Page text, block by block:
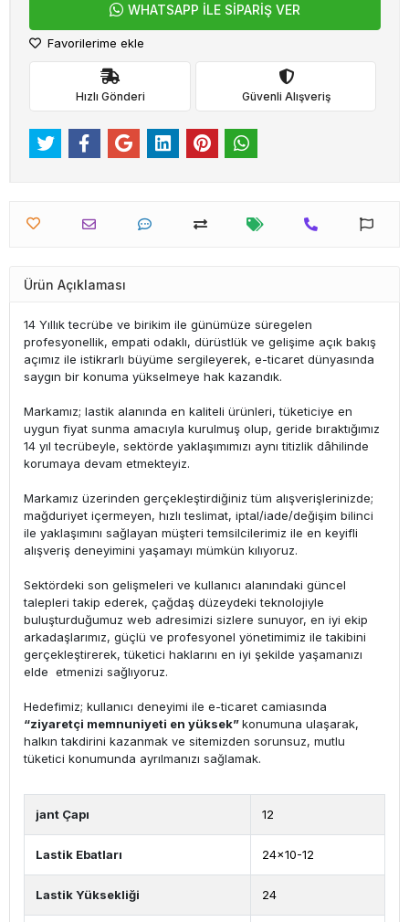
WHATSAPP İLE SİPARİŞ VER
Favorilerime ekle
Hızlı Gönderi Güvenli Alışveriş
Ürün Açıklaması
14 Yıllık tecrübe ve birikim ile günümüze süregelen
profesyonellik, empati odaklı, dürüstlük ve gelişime açık bakış
açımız ile istikrarlı büyüme sergileyerek, e-ticaret dünyasında
saygın bir konuma yükselmeye hak kazandık.
Markamız; lastik alanında en kaliteli ürünleri, tüketiciye en
uygun fiyat sunma amacıyla kurulmuş olup, geride bıraktığımız
14 yıl tecrübeyle, sektörde yaklaşımımızı aynı titizlik dâhilinde
korumaya devam etmekteyiz.
Markamız üzerinden gerçekleştirdiğiniz tüm alışverişlerinizde;
mağduriyet içermeyen, hızlı teslimat, iptal/iade/değişim bilinci
ile yaklaşımını sağlayan müşteri temsilcilerimiz ile en keyifli
alışveriş deneyimini yaşamayı mümkün kılıyoruz.
Sektördeki son gelişmeleri ve kullanıcı alanındaki güncel
talepleri takip ederek, çağdaş düzeydeki teknolojiyle
buluşturduğumuz web adresimizi sizlere sunuyor, en iyi ekip
arkadaşlarımız, güçlü ve profesyonel yönetimimiz ile takibini
gerçekleştirerek, tüketici haklarını en iyi şekilde yaşamanızı
elde etmenizi sağlıyoruz.
Hedefimiz; kullanıcı deneyimi ile e-ticaret camiasında
“ziyaretçi memnuniyeti en yüksek”konumuna ulaşarak,
halkın takdirini kazanmak ve sitemizden sorunsuz, mutlu
tüketici konumunda ayrılmanızı sağlamak.
jant Çapı 12
Lastik Ebatları 24x10-12
Lastik Yüksekliği 24